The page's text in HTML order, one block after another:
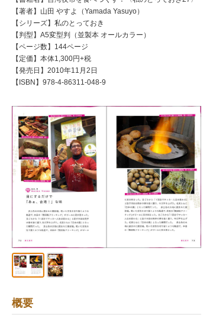
【著者】山田 やすよ（Yamada Yasuyo）
【シリーズ】私のとっておき
【判型】A5変型判（並製本 オールカラー）
【ページ数】144ページ
【定価】本体1,300円+税
【発売日】2010年11月2日
【ISBN】978-4-86311-048-9
概要